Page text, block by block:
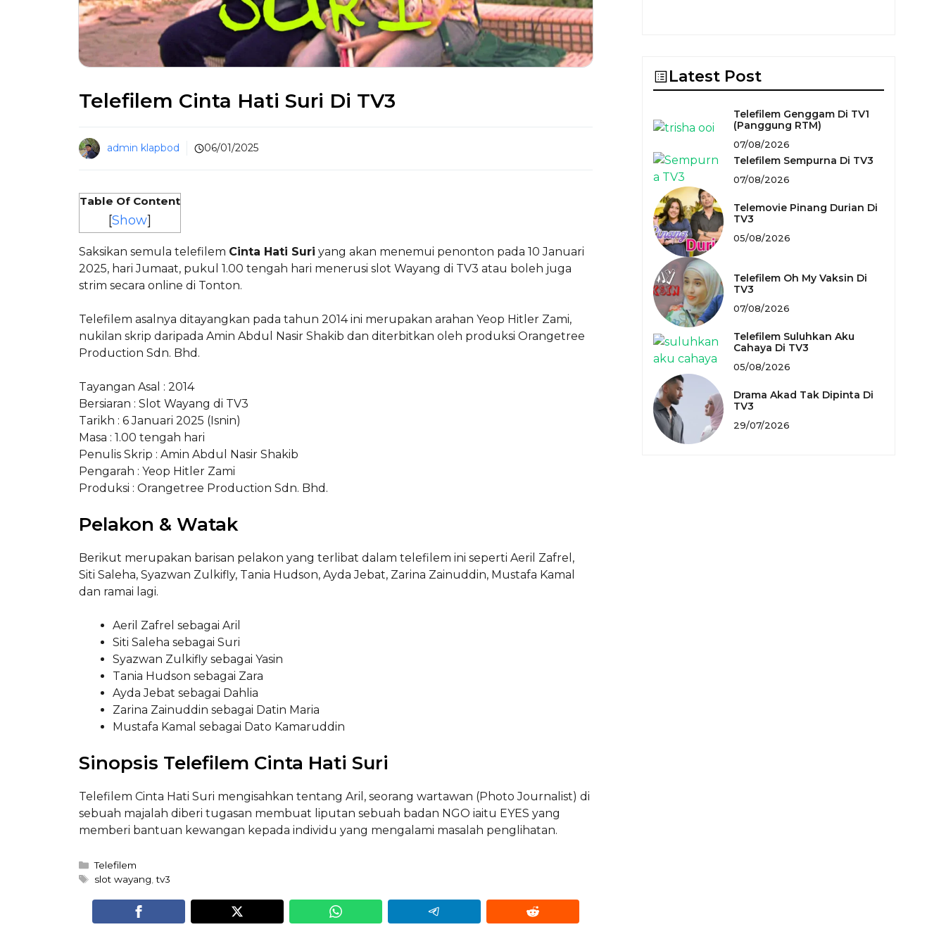
Telefilem Cinta Hati Suri Di TV3
admin klapbod 06/01/2025
Table Of Content
[Show]
Saksikan semula telefilem Cinta Hati Suri yang akan menemui penonton pada 10 Januari
2025, hari Jumaat, pukul 1.00 tengah hari menerusi slot Wayang di TV3 atau boleh juga
strim secara online di Tonton.
Telefilem asalnya ditayangkan pada tahun 2014 ini merupakan arahan Yeop Hitler Zami,
nukilan skrip daripada Amin Abdul Nasir Shakib dan diterbitkan oleh produksi Orangetree
Production Sdn. Bhd.
Tayangan Asal : 2014
Bersiaran : Slot Wayang di TV3
Tarikh : 6 Januari 2025 (Isnin)
Masa : 1.00 tengah hari
Penulis Skrip : Amin Abdul Nasir Shakib
Pengarah : Yeop Hitler Zami
Produksi : Orangetree Production Sdn. Bhd.
Pelakon & Watak
Berikut merupakan barisan pelakon yang terlibat dalam telefilem ini seperti Aeril Zafrel,
Siti Saleha, Syazwan Zulkifly, Tania Hudson, Ayda Jebat, Zarina Zainuddin, Mustafa Kamal
dan ramai lagi.
Aeril Zafrel sebagai Aril
Siti Saleha sebagai Suri
Syazwan Zulkifly sebagai Yasin
Tania Hudson sebagai Zara
Ayda Jebat sebagai Dahlia
Zarina Zainuddin sebagai Datin Maria
Mustafa Kamal sebagai Dato Kamaruddin
Sinopsis Telefilem Cinta Hati Suri
Telefilem Cinta Hati Suri mengisahkan tentang Aril, seorang wartawan (Photo Journalist) di
sebuah majalah diberi tugasan membuat liputan sebuah badan NGO iaitu EYES yang
memberi bantuan kewangan kepada individu yang mengalami masalah penglihatan.
Categories
Telefilem
Tags
slot wayang ,tv3
Latest Post
Telefilem Genggam Di TV1
(Panggung RTM)
07/08/2026
Telefilem Sempurna Di TV3
07/08/2026
Telemovie Pinang Durian Di
TV3
05/08/2026
Telefilem Oh My Vaksin Di
TV3
07/08/2026
Telefilem Suluhkan Aku
Cahaya Di TV3
05/08/2026
Drama Akad Tak Dipinta Di
TV3
29/07/2026